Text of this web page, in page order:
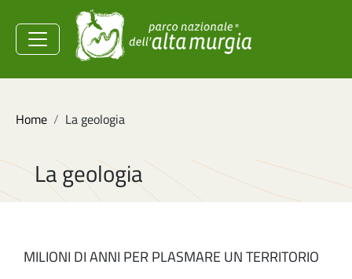
Salta al contenuto principale
della Sicurezza
Energetica
Home
La geologia
La geologia
MILIONI DI ANNI PER PLASMARE UN TERRITORIO